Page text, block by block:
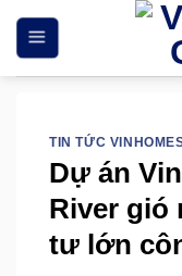
Skip
content
TIN TỨC
Dự án
River gió
tư lớn